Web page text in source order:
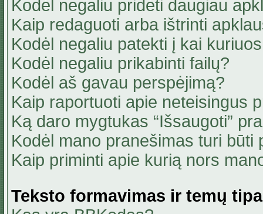
Kodėl negaliu pridėti daugiau
Kaip redaguoti arba ištrinti
Kodėl negaliu patekti į kai
Kodėl negaliu prikabinti failų?
Kodėl aš gavau perspėjimą?
Kaip raportuoti apie neteisingus
Ką daro mygtukas “Išsaugoti”
Kodėl mano pranešimas turi būti
Kaip priminti apie kurią nors
Teksto formavimas ir temų